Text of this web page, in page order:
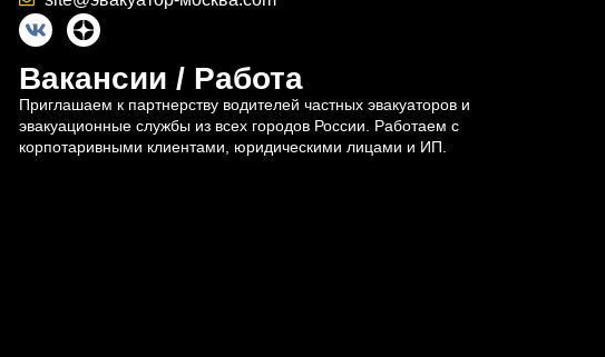
Вакансии / Работа
Приглашаем к партнерству водителей частных эвакуаторов и
эвакуационные службы из всех городов России. Работаем с
корпотаривными клиентами, юридическими лицами и ИП.